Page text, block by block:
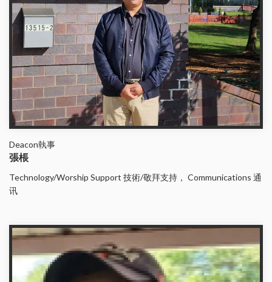
Deacon執事
張棖
Technology/Worship Support 技術/敬拜支持， Communications 通
讯